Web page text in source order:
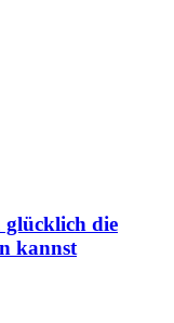
glücklich die
kannst